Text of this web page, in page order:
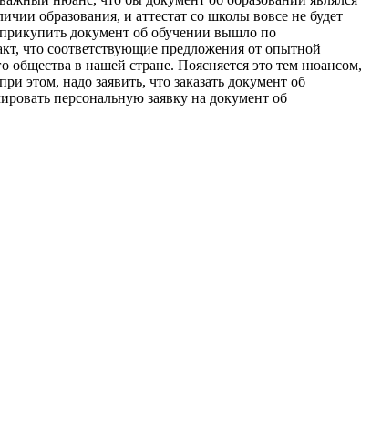
образования, и аттестат со школы вовсе не будет
документ об обучении вышло по
что соответствующие предложения от опытной
общества в нашей стране. Поясняется это тем нюансом,
этом, надо заявить, что заказать документ об
персональную заявку на документ об